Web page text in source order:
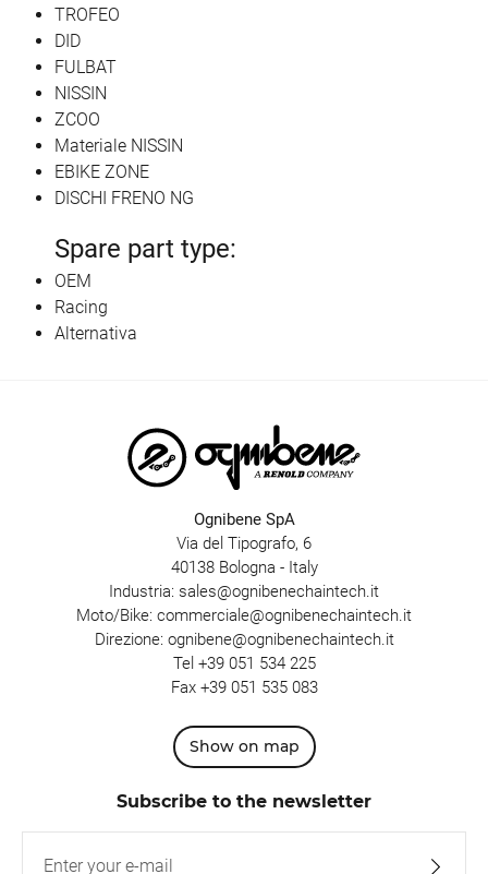
TROFEO
DID
FULBAT
NISSIN
ZCOO
Materiale NISSIN
EBIKE ZONE
DISCHI FRENO NG
Spare part type:
OEM
Racing
Alternativa
Ognibene SpA
Via del Tipografo, 6
40138 Bologna - Italy
Industria: sales@ognibenechaintech.it
Moto/Bike: commerciale@ognibenechaintech.it
Direzione: ognibene@ognibenechaintech.it
Tel +39 051 534 225
Fax +39 051 535 083
Show on map
Subscribe to the newsletter